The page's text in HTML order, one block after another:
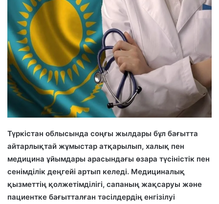
Түркістан облысында соңғы жылдары бұл бағытта
айтарлықтай жұмыстар атқарылып, халық пен
медицина ұйымдары арасындағы өзара түсіністік пен
сенімділік деңгейі артып келеді. Медициналық
қызметтің қолжетімділігі, сапаның жақсаруы және
пациентке бағытталған тәсілдердің енгізілуі